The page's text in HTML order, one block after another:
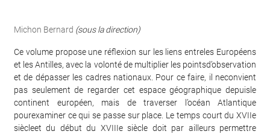
Michon Bernard (sous la direction)
Ce volume propose une réflexion sur les liens entreles Européens
et les Antilles, avec la volonté de multiplier les pointsd’observation
et de dépasser les cadres nationaux. Pour ce faire, il neconvient
pas seulement de regarder cet espace géographique depuisle
continent européen, mais de traverser l’océan Atlantique
pourexaminer ce qui se passe sur place. Le temps court du XVIIe
siècleet du début du XVIIIe siècle doit par ailleurs permettre